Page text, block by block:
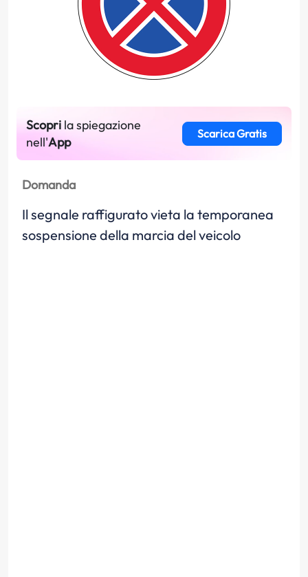
Scopri la spiegazione
nell'App
Scarica Gratis
Domanda
Il segnale raffigurato vieta la temporanea
sospensione della marcia del veicolo